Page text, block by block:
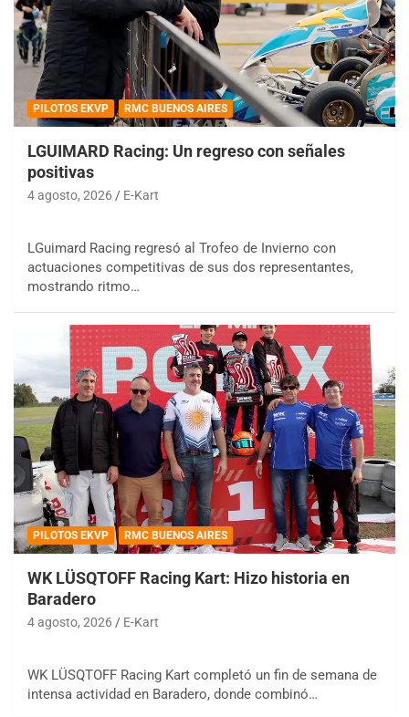
PILOTOS EKVP RMC BUENOS AIRES
LGUIMARD Racing: Un regreso con señales
positivas
4 agosto, 2026 E-Kart
LGuimard Racing regresó al Trofeo de Invierno con
actuaciones competitivas de sus dos representantes,
mostrando ritmo…
PILOTOS EKVP RMC BUENOS AIRES
WK LÜSQTOFF Racing Kart: Hizo historia en
Baradero
4 agosto, 2026 E-Kart
WK LÜSQTOFF Racing Kart completó un fin de semana de
intensa actividad en Baradero, donde combinó…
08/09-AGO